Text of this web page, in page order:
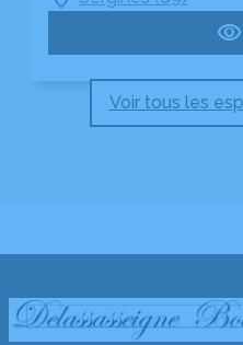
Voir tous les